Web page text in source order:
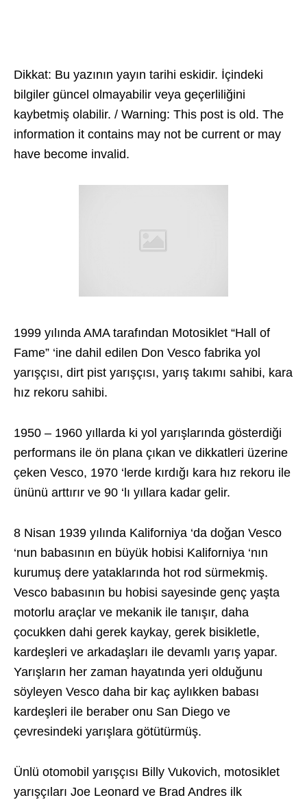
Dikkat: Bu yazının yayın tarihi eskidir. İçindeki
bilgiler güncel olmayabilir veya geçerliliğini
kaybetmiş olabilir. / Warning: This post is old. The
information it contains may not be current or may
have become invalid.
1999 yılında AMA tarafından Motosiklet “Hall of
Fame” ‘ine dahil edilen Don Vesco fabrika yol
yarışçısı, dirt pist yarışçısı, yarış takımı sahibi, kara
hız rekoru sahibi.
1950 – 1960 yıllarda ki yol yarışlarında gösterdiği
performans ile ön plana çıkan ve dikkatleri üzerine
çeken Vesco, 1970 ‘lerde kırdığı kara hız rekoru ile
ününü arttırır ve 90 ‘lı yıllara kadar gelir.
8 Nisan 1939 yılında Kaliforniya ‘da doğan Vesco
‘nun babasının en büyük hobisi Kaliforniya ‘nın
kurumuş dere yataklarında hot rod sürmekmiş.
Vesco babasının bu hobisi sayesinde genç yaşta
motorlu araçlar ve mekanik ile tanışır, daha
çocukken dahi gerek kaykay, gerek bisikletle,
kardeşleri ve arkadaşları ile devamlı yarış yapar.
Yarışların her zaman hayatında yeri olduğunu
söyleyen Vesco daha bir kaç aylıkken babası
kardeşleri ile beraber onu San Diego ve
çevresindeki yarışlara götütürmüş.
Ünlü otomobil yarışçısı Billy Vukovich, motosiklet
yarışçıları Joe Leonard ve Brad Andres ilk